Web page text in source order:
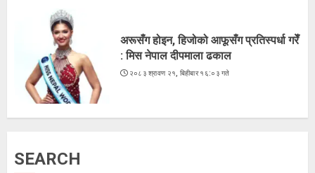
अरूसँग होइन, हिजोको आफूसँग प्रतिस्पर्धा गरेँ
: मिस नेपाल दीपमाला ढकाल
२०८३ श्रावण २१, बिहीबार १६:०३ गते
SEARCH